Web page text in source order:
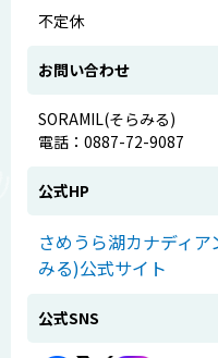
不定休
お問い合わせ
SORAMIL(そらみる)
電話：0887-72-9087
公式HP
さめうら湖カナディ
みる)公式サイト
公式SNS